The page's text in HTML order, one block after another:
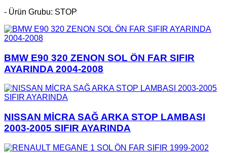
- Ürün Grubu: STOP
BMW E90 320 ZENON SOL ÖN FAR SIFIR
AYARINDA 2004-2008
NISSAN MİCRA SAĞ ARKA STOP LAMBASI
2003-2005 SIFIR AYARINDA